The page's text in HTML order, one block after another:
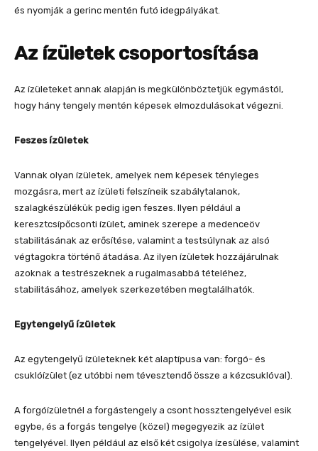
és nyomják a gerinc mentén futó idegpályákat.
Az ízületek csoportosítása
Az ízületeket annak alapján is megkülönböztetjük egymástól,
hogy hány tengely mentén képesek elmozdulásokat végezni.
Feszes ízületek
Vannak olyan ízületek, amelyek nem képesek tényleges
mozgásra, mert az ízületi felszíneik szabálytalanok,
szalagkészülékük pedig igen feszes. Ilyen például a
keresztcsípőcsonti ízület, aminek szerepe a medenceöv
stabilitásának az erősítése, valamint a testsúlynak az alsó
végtagokra történő átadása. Az ilyen ízületek hozzájárulnak
azoknak a testrészeknek a rugalmasabbá tételéhez,
stabilitásához, amelyek szerkezetében megtalálhatók.
Egytengelyű ízületek
Az egytengelyű ízületeknek két alaptípusa van: forgó- és
csuklóízület (ez utóbbi nem tévesztendő össze a kézcsuklóval).
A forgóízületnél a forgástengely a csont hossztengelyével esik
egybe, és a forgás tengelye (közel) megegyezik az ízület
tengelyével. Ilyen például az első két csigolya ízesülése, valamint